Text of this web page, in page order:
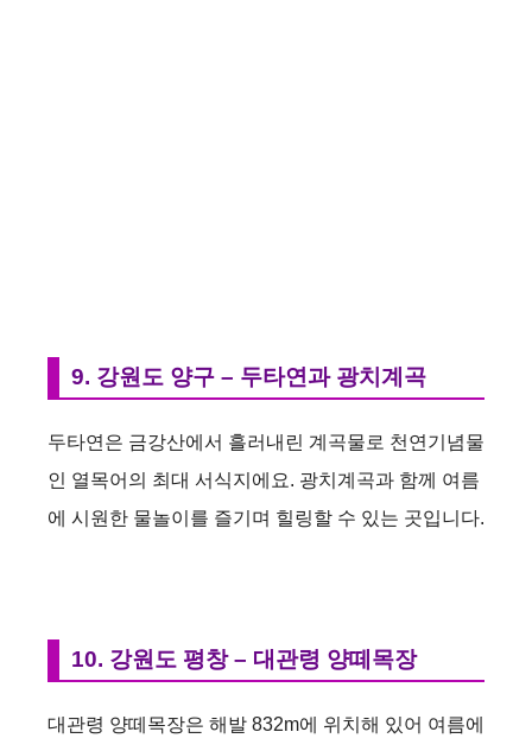
9. 강원도 양구 – 두타연과 광치계곡
두타연은 금강산에서 흘러내린 계곡물로 천연기념물
인 열목어의 최대 서식지에요. 광치계곡과 함께 여름
에 시원한 물놀이를 즐기며 힐링할 수 있는 곳입니다.
10. 강원도 평창 – 대관령 양떼목장
대관령 양떼목장은 해발 832m에 위치해 있어 여름에